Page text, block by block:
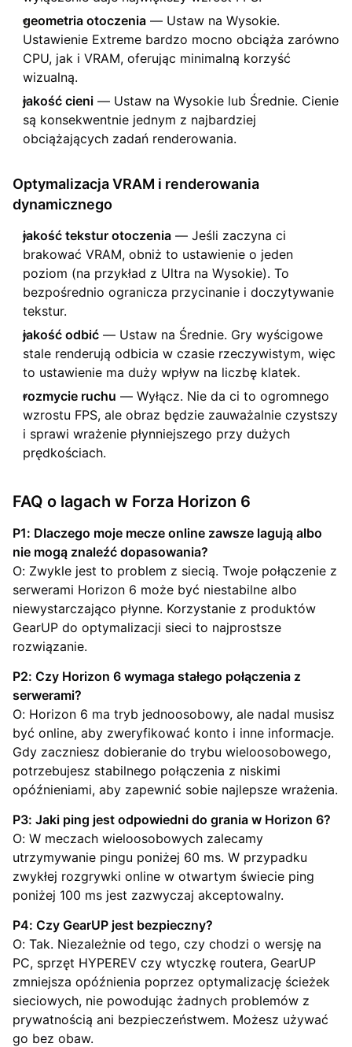
geometria otoczenia — Ustaw na Wysokie.
Ustawienie Extreme bardzo mocno obciąża zarówno
CPU, jak i VRAM, oferując minimalną korzyść
wizualną.
jakość cieni — Ustaw na Wysokie lub Średnie. Cienie
są konsekwentnie jednym z najbardziej
obciążających zadań renderowania.
Optymalizacja VRAM i renderowania
dynamicznego
jakość tekstur otoczenia — Jeśli zaczyna ci
brakować VRAM, obniż to ustawienie o jeden
poziom (na przykład z Ultra na Wysokie). To
bezpośrednio ogranicza przycinanie i doczytywanie
tekstur.
jakość odbić — Ustaw na Średnie. Gry wyścigowe
stale renderują odbicia w czasie rzeczywistym, więc
to ustawienie ma duży wpływ na liczbę klatek.
rozmycie ruchu — Wyłącz. Nie da ci to ogromnego
wzrostu FPS, ale obraz będzie zauważalnie czystszy
i sprawi wrażenie płynniejszego przy dużych
prędkościach.
FAQ o lagach w Forza Horizon 6
P1: Dlaczego moje mecze online zawsze lagują albo
nie mogą znaleźć dopasowania?
O: Zwykle jest to problem z siecią. Twoje połączenie z
serwerami Horizon 6 może być niestabilne albo
niewystarczająco płynne. Korzystanie z produktów
GearUP do optymalizacji sieci to najprostsze
rozwiązanie.
P2: Czy Horizon 6 wymaga stałego połączenia z
serwerami?
O: Horizon 6 ma tryb jednoosobowy, ale nadal musisz
być online, aby zweryfikować konto i inne informacje.
Gdy zaczniesz dobieranie do trybu wieloosobowego,
potrzebujesz stabilnego połączenia z niskimi
opóźnieniami, aby zapewnić sobie najlepsze wrażenia.
P3: Jaki ping jest odpowiedni do grania w Horizon 6?
O: W meczach wieloosobowych zalecamy
utrzymywanie pingu poniżej 60 ms. W przypadku
zwykłej rozgrywki online w otwartym świecie ping
poniżej 100 ms jest zazwyczaj akceptowalny.
P4: Czy GearUP jest bezpieczny?
O: Tak. Niezależnie od tego, czy chodzi o wersję na
PC, sprzęt HYPEREV czy wtyczkę routera, GearUP
zmniejsza opóźnienia poprzez optymalizację ścieżek
sieciowych, nie powodując żadnych problemów z
prywatnością ani bezpieczeństwem. Możesz używać
go bez obaw.